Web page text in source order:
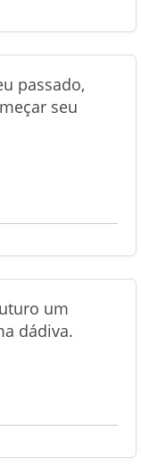
passado,
seu
um
dádiva.